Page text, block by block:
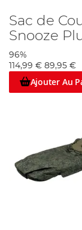
Sac de
Snooze
96%
114,99 € 89,95 €
Ajouter Au